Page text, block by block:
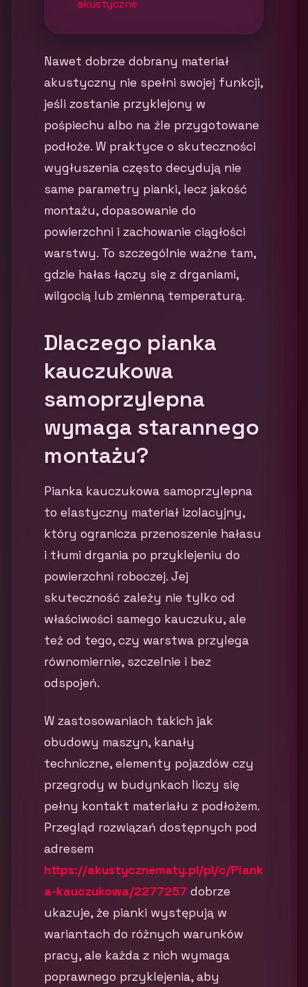
akustyczne
Nawet dobrze dobrany materiał
akustyczny nie spełni swojej funkcji,
jeśli zostanie przyklejony w
pośpiechu albo na źle przygotowane
podłoże. W praktyce o skuteczności
wygłuszenia często decydują nie
same parametry pianki, lecz jakość
montażu, dopasowanie do
powierzchni i zachowanie ciągłości
warstwy. To szczególnie ważne tam,
gdzie hałas łączy się z drganiami,
wilgocią lub zmienną temperaturą.
Dlaczego pianka
kauczukowa
samoprzylepna
wymaga starannego
montażu?
Pianka kauczukowa samoprzylepna
to elastyczny materiał izolacyjny,
który ogranicza przenoszenie hałasu
i tłumi drgania po przyklejeniu do
powierzchni roboczej. Jej
skuteczność zależy nie tylko od
właściwości samego kauczuku, ale
też od tego, czy warstwa przylega
równomiernie, szczelnie i bez
odspojeń.
W zastosowaniach takich jak
obudowy maszyn, kanały
techniczne, elementy pojazdów czy
przegrody w budynkach liczy się
pełny kontakt materiału z podłożem.
Przegląd rozwiązań dostępnych pod
adresem
https://akustycznematy.pl/pl/c/Piank
a-kauczukowa/2277257 dobrze
ukazuje, że pianki występują w
wariantach do różnych warunków
pracy, ale każda z nich wymaga
poprawnego przyklejenia, aby